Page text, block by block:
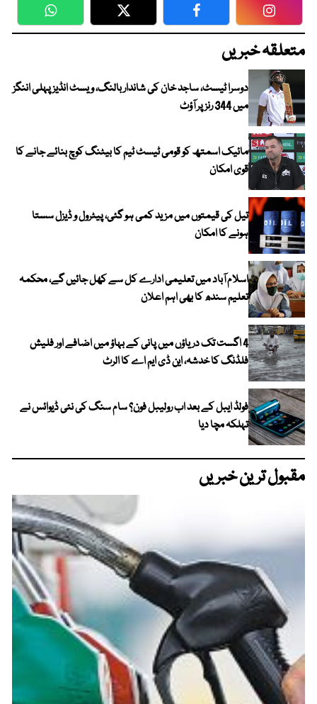
WhatsApp Twitter Facebook
متعلقہ خبریں
دوسرا ٹیسٹ، ساجد خان کی شاندار بالنگ، ویسٹ انڈیز پہلی اننگز
میں 344 رنز پر آؤٹ
مائیک اسمتھ کو قومی ٹیسٹ ٹیم کا بیٹنگ کوچ بنائے جانے کا
قوی امکان
تیل کی قیمتوں میں مزید کمی ہو گئی، پیٹرول و ڈیزل سستا
ہونے کا امکان
اسلام آباد میں تعلیمی ادارے کل سے کھل جائیں گے، محکمہ
تعلیم سندھ کا بھی اہم اعلان
4 اگست تک دریاؤں میں پانی کے بہاؤ میں اضافے اور فلیش
فلڈنگ کا خدشہ، این ڈی ایم اے کا الرٹ
فولڈ ایبل کے بعد اب رولیبل فون؟ سام سنگ کی نئی ڈیوائس نے
تہلکہ مچا دیا
مقبول ترین خبریں